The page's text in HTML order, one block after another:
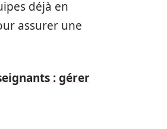
déjà en
assurer une
: gérer